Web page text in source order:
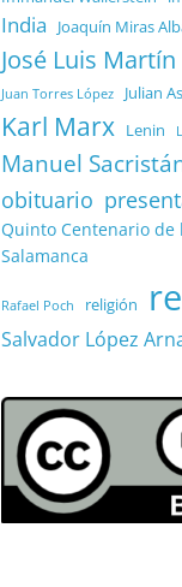
India Joaquín Miras
José Luis
Juan Torres López Julian
Karl Marx Lenin
Manuel
obituario
Quinto Centenario de
Salamanca
Rafael Poch religión
Salvador López